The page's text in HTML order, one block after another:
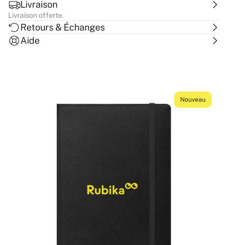
Livraison
Livraison offerte.
Retours & Échanges
Aide
Nouveau